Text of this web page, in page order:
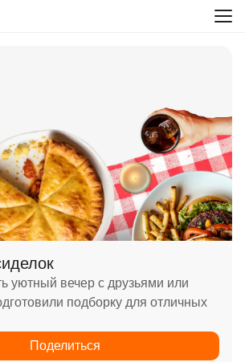
уютный вечер с друзьями или
подборку для отличных
Поделиться